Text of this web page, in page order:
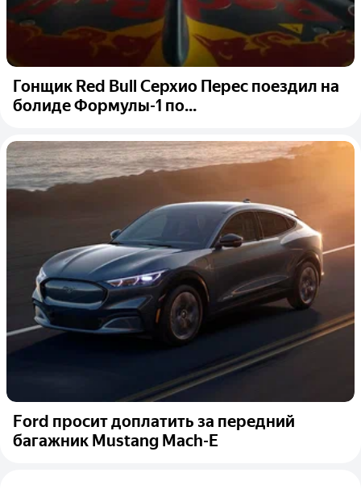
Гонщик Red Bull Серхио Перес поездил на
болиде Формулы-1 по...
Ford просит доплатить за передний
багажник Mustang Mach-E